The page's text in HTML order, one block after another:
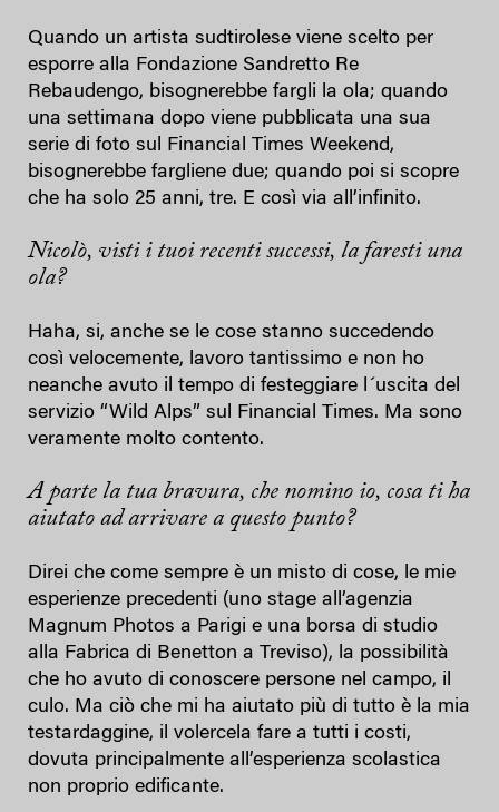
Quando un artista sudtirolese viene scelto per
esporre alla Fondazione Sandretto Re
Rebaudengo, bisognerebbe fargli la ola; quando
una settimana dopo viene pubblicata una sua
serie di foto sul Financial Times Weekend,
bisognerebbe fargliene due; quando poi si scopre
che ha solo 25 anni, tre. E così via all’infinito.
Nicolò, visti i tuoi recenti successi, la faresti una
ola?
Haha, si, anche se le cose stanno succedendo
così velocemente, lavoro tantissimo e non ho
neanche avuto il tempo di festeggiare l´uscita del
servizio “Wild Alps” sul Financial Times. Ma sono
veramente molto contento.
A parte la tua bravura, che nomino io, cosa ti ha
aiutato ad arrivare a questo punto?
Direi che come sempre è un misto di cose, le mie
esperienze precedenti (uno stage all’agenzia
Magnum Photos a Parigi e una borsa di studio
alla Fabrica di Benetton a Treviso), la possibilità
che ho avuto di conoscere persone nel campo, il
culo. Ma ciò che mi ha aiutato più di tutto è la mia
testardaggine, il volercela fare a tutti i costi,
dovuta principalmente all’esperienza scolastica
non proprio edificante.